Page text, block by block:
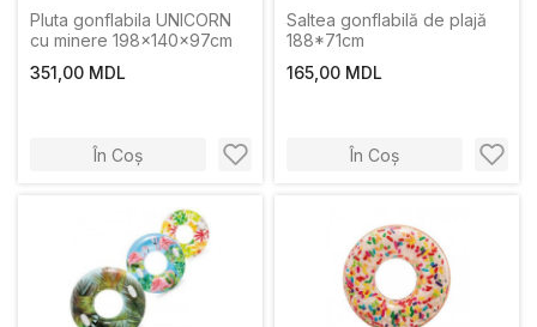
Pluta gonflabila UNICORN
cu minere 198x140x97cm
351,00 MDL
În Coș
Saltea gonflabilă de plajă
188*71cm
165,00 MDL
În Coș